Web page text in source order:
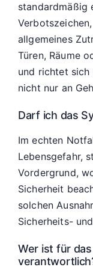
standardmäßig
allgemeines
Türen, Räume
und richtet sich
nicht nur an
Darf ich das
Im echten
Lebensgefahr,
Vordergrund,
Sicherheit
solchen
Sicherheits-
Wer ist für